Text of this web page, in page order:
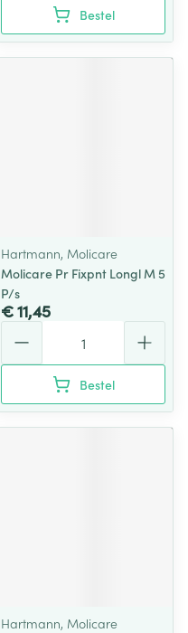
Bestel
Hartmann, Molicare
Molicare Pr Fixpnt Longl M 5
P/s
€ 11,45
Bestel
Hartmann, Molicare